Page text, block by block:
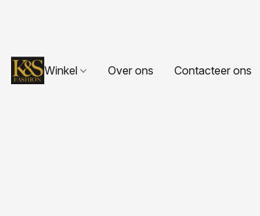
Winkel Over ons Contacteer ons